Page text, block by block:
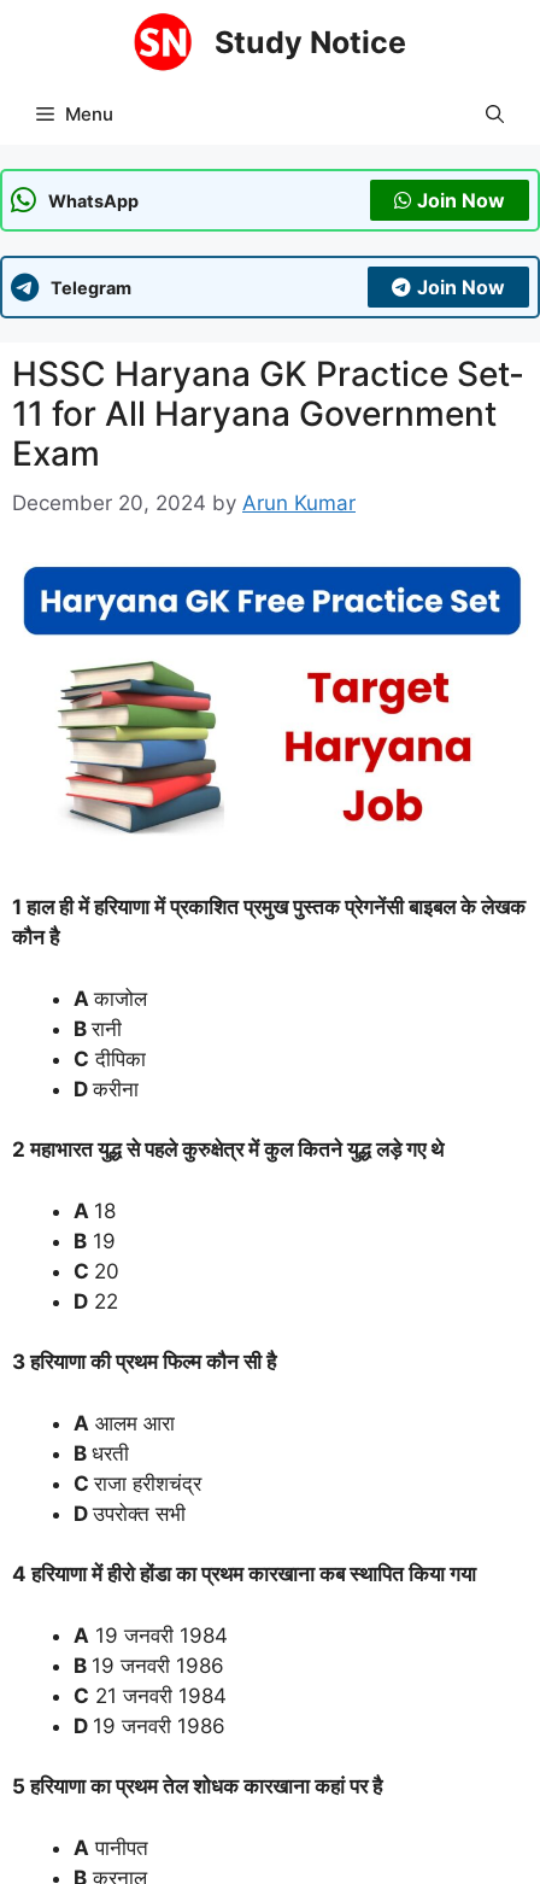
Study Notice
Menu
WhatsApp Join Now
Telegram Join Now
HSSC Haryana GK Practice Set-
11 for All Haryana Government
Exam
December 20, 2024 by Arun Kumar
1 हाल ही में हरियाणा में प्रकाशित प्रमुख पुस्तक प्रेगनेंसी बाइबल के लेखक
कौन है
Aकाजोल
Bरानी
C दीपिका
Dकरीना
2 महाभारत युद्ध से पहले कुरुक्षेत्र में कुल कितने युद्ध लड़े गए थे
A 18
B 19
C 20
D 22
3 हरियाणा की प्रथम फिल्म कौन सी है
A आलम आरा
B धरती
Cराजा हरीशचंद्र
Dउपरोक्त सभी
4 हरियाणा में हीरो होंडा का प्रथम कारखाना कब स्थापित किया गया
A 19 जनवरी 1984
B 19 जनवरी 1986
C 21 जनवरी 1984
D 19 जनवरी 1986
5 हरियाणा का प्रथम तेल शोधक कारखाना कहां पर है
A पानीपत
B करनाल